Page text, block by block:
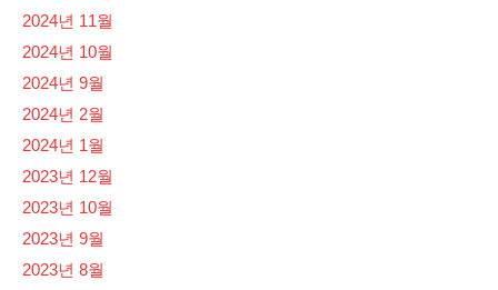
2024년 11월
2024년 10월
2024년 9월
2024년 2월
2024년 1월
2023년 12월
2023년 10월
2023년 9월
2023년 8월